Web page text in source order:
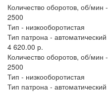
Количество оборотов, об/мин -
2500
Тип - низкооборотистая
Тип патрона - автоматический
4 620.00 р.
Количество оборотов, об/мин -
2500
Тип - низкооборотистая
Тип патрона - автоматический